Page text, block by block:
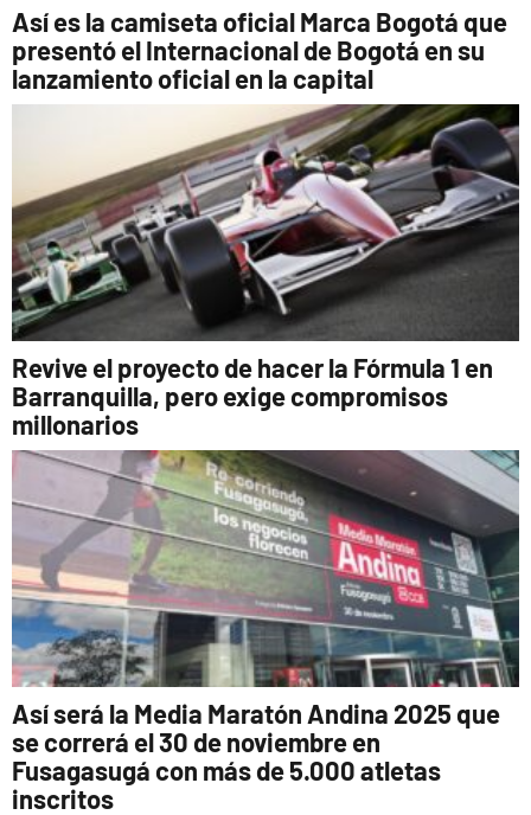
Así es la camiseta oficial Marca Bogotá que
presentó el Internacional de Bogotá en su
lanzamiento oficial en la capital
Revive el proyecto de hacer la Fórmula 1 en
Barranquilla, pero exige compromisos
millonarios
Así será la Media Maratón Andina 2025 que
se correrá el 30 de noviembre en
Fusagasugá con más de 5.000 atletas
inscritos